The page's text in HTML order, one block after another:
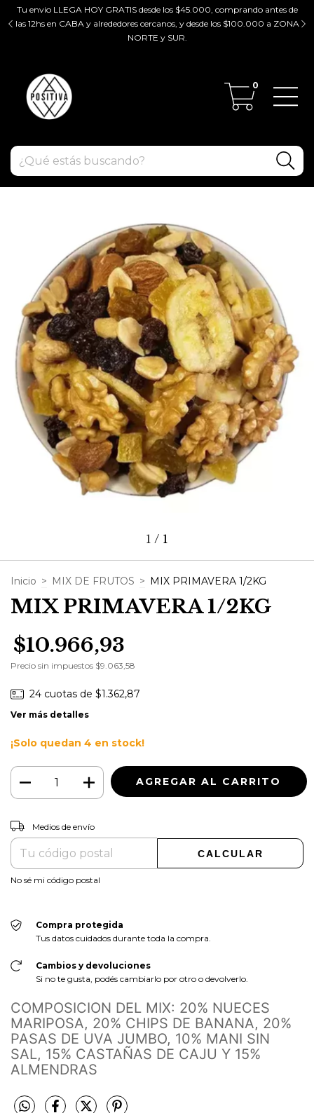
Tu envio LLEGA HOY GRATIS desde los $45.000, comprando antes de
las 12hs en CABA y alrededores cercanos, y desde los $100.000 a ZONA
NORTE y SUR.
0
1 / 1
Inicio > MIX DE FRUTOS > MIX PRIMAVERA 1/2KG
MIX PRIMAVERA 1/2KG
$10.966,93
Precio sin impuestos $9.063,58
24 cuotas de $1.362,87
Ver más detalles
¡Solo quedan 4 en stock!
Entregas para el CP:
Medios de envío
CALCULAR
No sé mi código postal
Compra protegida
Tus datos cuidados durante toda la compra.
Cambios y devoluciones
Si no te gusta, podés cambiarlo por otro o devolverlo.
COMPOSICION DEL MIX: 20% NUECES
MARIPOSA, 20% CHIPS DE BANANA, 20%
PASAS DE UVA JUMBO, 10% MANI SIN
SAL, 15% CASTAÑAS DE CAJU Y 15%
ALMENDRAS